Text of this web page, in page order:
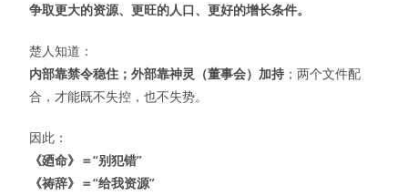
争取更大的资源、更旺的人口、更好的增长条件。
楚人知道：
内部靠禁令稳住；外部靠神灵（董事会）加持 ；两个文件配
合，才能既不失控，也不失势。
因此：
《廼命》＝“别犯错”
《祷辞》＝“给我资源”